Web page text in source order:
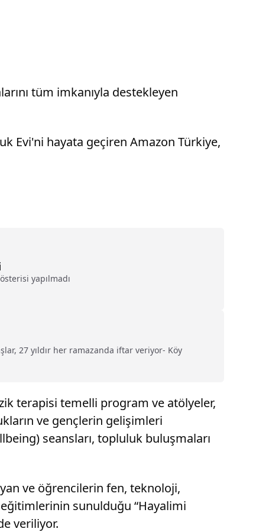
tüm imkanıyla destekleyen
Evi'ni hayata geçiren Amazon Türkiye,
yapılmadı
27 yıldır her ramazanda iftar veriyor- Köy
terapisi temelli program ve atölyeler,
ve gençlerin gelişimleri
seansları, topluluk buluşmaları
ve öğrencilerin fen, teknoloji,
sunulduğu “Hayalimi
veriliyor.